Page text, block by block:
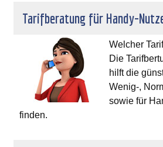
Tarifberatung für Handy-
Welcher
Die
hilft die
Wenig-,
sowie für
finden.